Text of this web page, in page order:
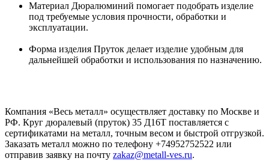
Материал Дюралюминий помогает подобрать изделие
под требуемые условия прочности, обработки и
эксплуатации.
Форма изделия Пруток делает изделие удобным для
дальнейшей обработки и использования по назначению.
Компания «Весь металл» осуществляет доставку по Москве и
РФ. Круг дюралевый (пруток) 35 Д16Т поставляется с
сертификатами на металл, точным весом и быстрой отгрузкой.
Заказать металл можно по телефону +74952752522 или
отправив заявку на почту zakaz@metall-ves.ru.